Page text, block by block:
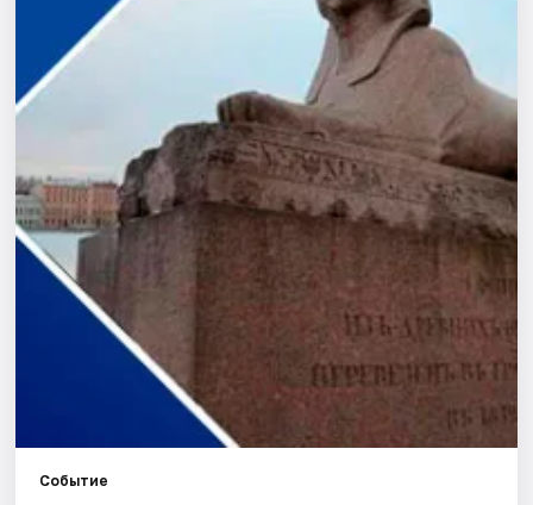
Города
Артисты
Рейтинги
Событие